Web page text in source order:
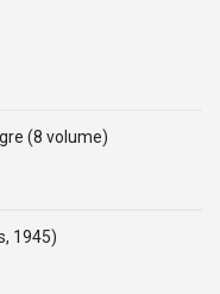
(8 volume)
1945)